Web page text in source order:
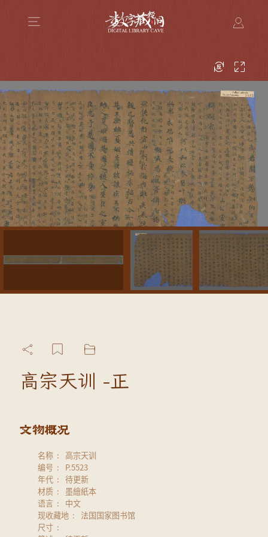
高宗天训 -正
名称
高宗天训
编号
P.5523
年代
待更新
材质
墨繪紙本
语言
中文
现收藏地
法国国家图书馆
尺寸